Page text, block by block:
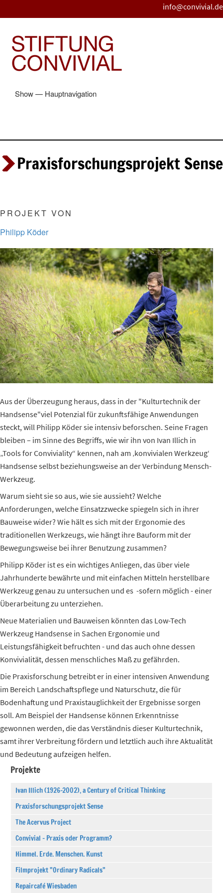
zum
info@convivial.de
Hauptnavigation
Show — Hauptnavigation
Praxisforschungsprojekt Sense
PROJEKT VON
Philipp Köder
Aus der Überzeugung heraus, dass in der "Kulturtechnik der
Handsense"viel Potenzial für zukunftsfähige Anwendungen
steckt, will Philipp Köder sie intensiv beforschen. Seine Fragen
bleiben – im Sinne des Begriffs, wie wir ihn von Ivan Illich in
„Tools for Conviviality“ kennen, nah am ‚konvivialen Werkzeug‘
Handsense selbst beziehungsweise an der Verbindung Mensch-
Werkzeug.
Warum sieht sie so aus, wie sie aussieht? Welche
Anforderungen, welche Einsatzzwecke spiegeln sich in ihrer
Bauweise wider? Wie hält es sich mit der Ergonomie des
traditionellen Werkzeugs, wie hängt ihre Bauform mit der
Bewegungsweise bei ihrer Benutzung zusammen?
Philipp Köder ist es ein wichtiges Anliegen, das über viele
Jahrhunderte bewährte und mit einfachen Mitteln herstellbare
Werkzeug genau zu untersuchen und es -sofern möglich - einer
Überarbeitung zu unterziehen.
Neue Materialien und Bauweisen könnten das Low-Tech
Werkzeug Handsense in Sachen Ergonomie und
Leistungsfähigkeit befruchten - und das auch ohne dessen
Konvivialität, dessen menschliches Maß zu gefährden.
Die Praxisforschung betreibt er in einer intensiven Anwendung
im Bereich Landschaftspflege und Naturschutz, die für
Bodenhaftung und Praxistauglichkeit der Ergebnisse sorgen
soll. Am Beispiel der Handsense können Erkenntnisse
gewonnen werden, die das Verständnis dieser Kulturtechnik,
samt ihrer Verbreitung fördern und letztlich auch ihre Aktualität
und Bedeutung aufzeigen helfen.
Projekte
Ivan Illich (1926-2002), a Century of Critical Thinking
Praxisforschungsprojekt Sense
The Acervus Project
Convivial – Praxis oder Programm?
Himmel. Erde. Menschen. Kunst
Filmprojekt "Ordinary Radicals"
Repaircafé Wiesbaden